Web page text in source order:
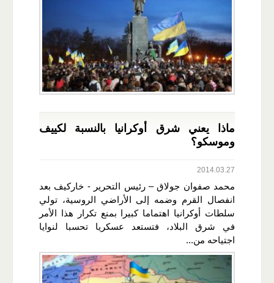
ماذا يعني شرق أوكرانيا بالنسبة لكييف
وموسكو؟
2014.03.27
محمد صفوان جولاق – رئيس التحرير - خاركيف بعد
انفصال القرم وضمه إلى الأراضي الروسية، تولي
سلطات أوكرانيا اهتماما كبيرا بمنع تكرار هذا الأمر
في شرق البلاد، فتستعد عسكريا تحسبا لنوايا
اجتياحه من...